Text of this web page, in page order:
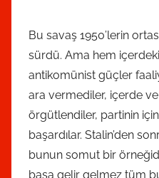
Bu savaş 1950’lerin
sürdü. Ama hem
antikomünist güçler
ara vermediler, içerde ve
örgütlendiler, partinin
başardılar. Stalin’den
bunun somut bir
başa gelir gelmez tüm